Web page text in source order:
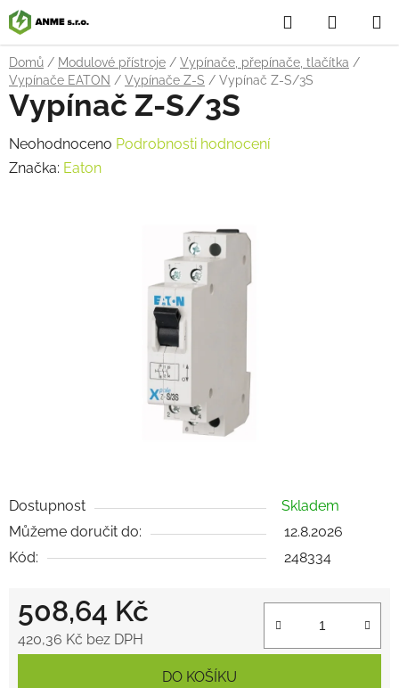
Přejít
na
obsah
Hledat
KOŠÍK
Domů / Modulové přístroje / Vypínače, přepínače, tlačítka /
Vypínače EATON / Vypínače Z-S / Vypínač Z-S/3S
Dostupnost
Skladem
Můžeme doručit do:
12.8.2026
Kód:
248334
508,64 Kč
420,36 Kč bez DPH
DO KOŠÍKU
Vypínač Z-S/3S
Průměrné
hodnocení
Neohodnoceno Podrobnosti hodnocení
Značka: Eaton